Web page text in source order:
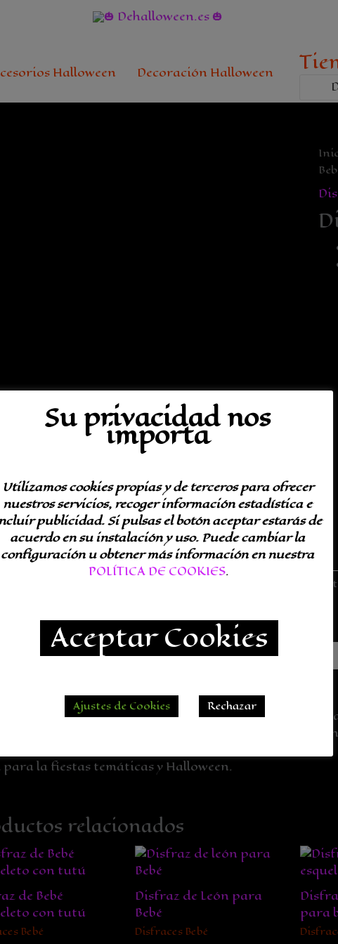
Halloween Decoración Halloween
muy cómodo y suave para convertir a tu bebe en un
con materiales de alta calidad (lavable en seco).
para la fiestas temáticas y Halloween.
relacionados
de Bebé
con tutú
Bebé
Disfraz de León para
Bebé
Disfraces Bebé
para
Su privacidad nos
importa
Utilizamos cookies propias y de terceros para ofrecer
nuestros servicios, recoger información estadística e
publicidad. Si pulsas el botón aceptar estarás de
acuerdo en su instalación y uso. Puede cambiar la
configuración u obtener más información en nuestra
POLÍTICA DE COOKIES.
Aceptar Cookies
Ajustes de Cookies Rechazar